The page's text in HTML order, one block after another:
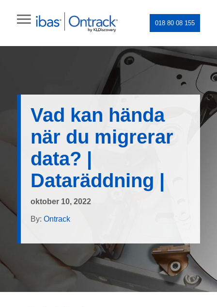
018 80 08 155
Vad kan hända
när du migrerar
data? |
Dataräddning |
oktober 10, 2022
By: Ontrack